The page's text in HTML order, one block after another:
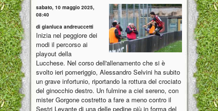
sabato, 10 maggio 2025,
08:40
di gianluca andreuccetti
Inizia nel peggiore dei
modi il percorso ai
playout della
Lucchese. Nel corso dell'allenamento che si è
svolto ieri pomeriggio, Alessandro Selvini ha subito
un grave infortunio, riportando la rottura del crociato
del ginocchio destro. Un fulmine a ciel sereno, con
mister Gorgone costretto a fare a meno contro il
Sestri Levante di una delle pedine più in forma del